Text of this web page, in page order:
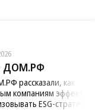
ДОМ.РФ
рассказали, как
компаниям
ESG-стратегию